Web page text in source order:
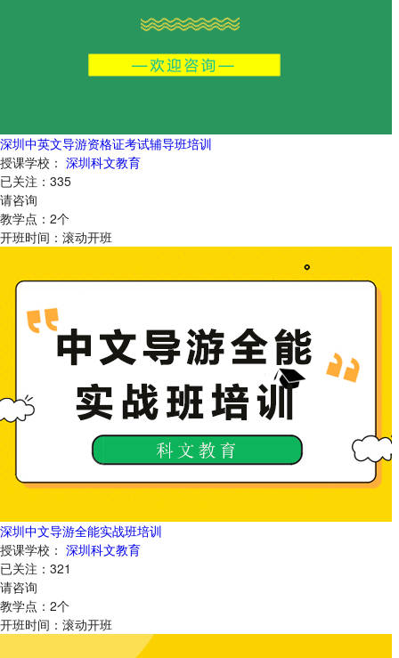
深圳中英文导游资格证考试辅导班培训
授课学校： 深圳科文教育
已关注： 335
请咨询
教学点： 2个
开班时间： 滚动开班
深圳中文导游全能实战班培训
授课学校： 深圳科文教育
已关注： 321
请咨询
教学点： 2个
开班时间： 滚动开班